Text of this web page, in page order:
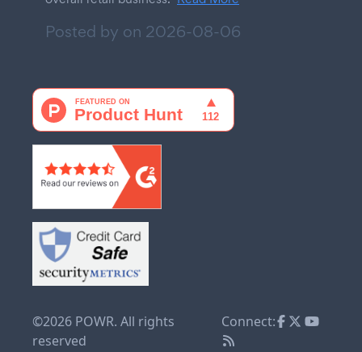
Posted by on 2026-08-06
©2026 POWR. All rights
reserved
Connect: